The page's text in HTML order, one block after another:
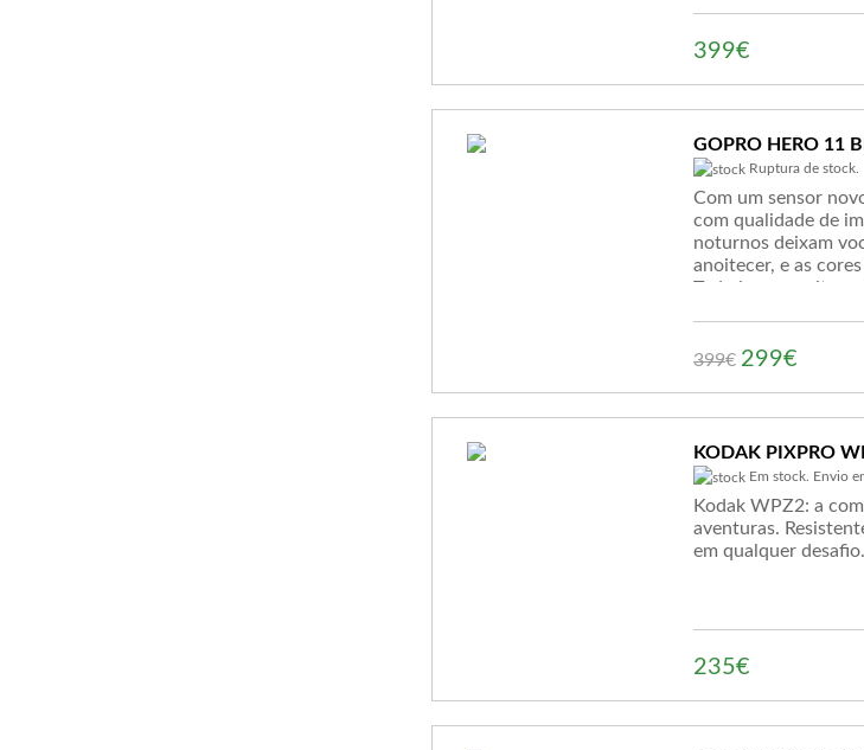
399€
GOPRO HERO 11
Ruptura de stock.
Com um sensor
com qualidade de
noturnos deixam
anoitecer, e as
Tudo isso e muito
399€ 299€
KODAK PIXPRO
Em stock. Envio
Kodak WPZ2: a
aventuras.
em qualquer desafio.
235€